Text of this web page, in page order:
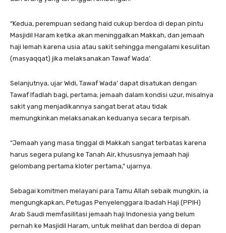
“Kedua, perempuan sedang haid cukup berdoa di depan pintu
Masjidil Haram ketika akan meninggalkan Makkah, dan jemaah
haji lemah karena usia atau sakit sehingga mengalami kesulitan
(masyaqqat) jika melaksanakan Tawaf Wada’.
Selanjutnya, ujar Widi, Tawaf Wada’ dapat disatukan dengan
Tawaf Ifadlah bagi, pertama; jemaah dalam kondisi uzur, misalnya
sakit yang menjadikannya sangat berat atau tidak
memungkinkan melaksanakan keduanya secara terpisah.
“Jemaah yang masa tinggal di Makkah sangat terbatas karena
harus segera pulang ke Tanah Air, khususnya jemaah haji
gelombang pertama kloter pertama,” ujarnya.
Sebagai komitmen melayani para Tamu Allah sebaik mungkin, ia
mengungkapkan, Petugas Penyelenggara Ibadah Haji (PPIH)
Arab Saudi memfasilitasi jemaah haji Indonesia yang belum
pernah ke Masjidil Haram, untuk melihat dan berdoa di depan